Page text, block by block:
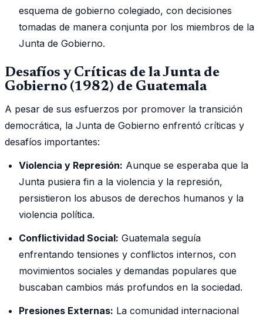
esquema de gobierno colegiado, con decisiones
tomadas de manera conjunta por los miembros de la
Junta de Gobierno.
Desafíos y Críticas de la Junta de
Gobierno (1982) de Guatemala
A pesar de sus esfuerzos por promover la transición
democrática, la Junta de Gobierno enfrentó críticas y
desafíos importantes:
Violencia y Represión: Aunque se esperaba que la
Junta pusiera fin a la violencia y la represión,
persistieron los abusos de derechos humanos y la
violencia política.
Conflictividad Social: Guatemala seguía
enfrentando tensiones y conflictos internos, con
movimientos sociales y demandas populares que
buscaban cambios más profundos en la sociedad.
Presiones Externas: La comunidad internacional